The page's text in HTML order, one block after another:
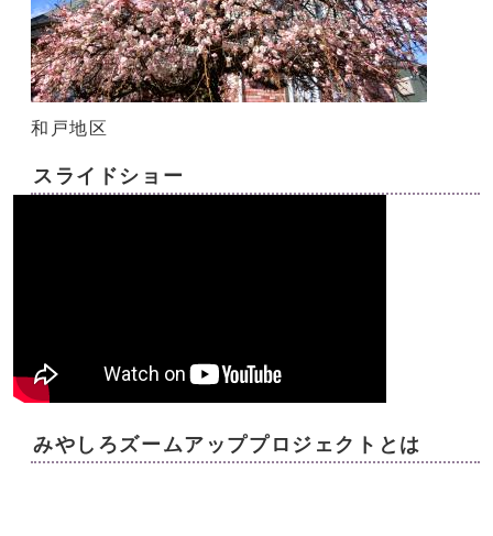
和戸地区
スライドショー
みやしろズームアッププロジェクトとは